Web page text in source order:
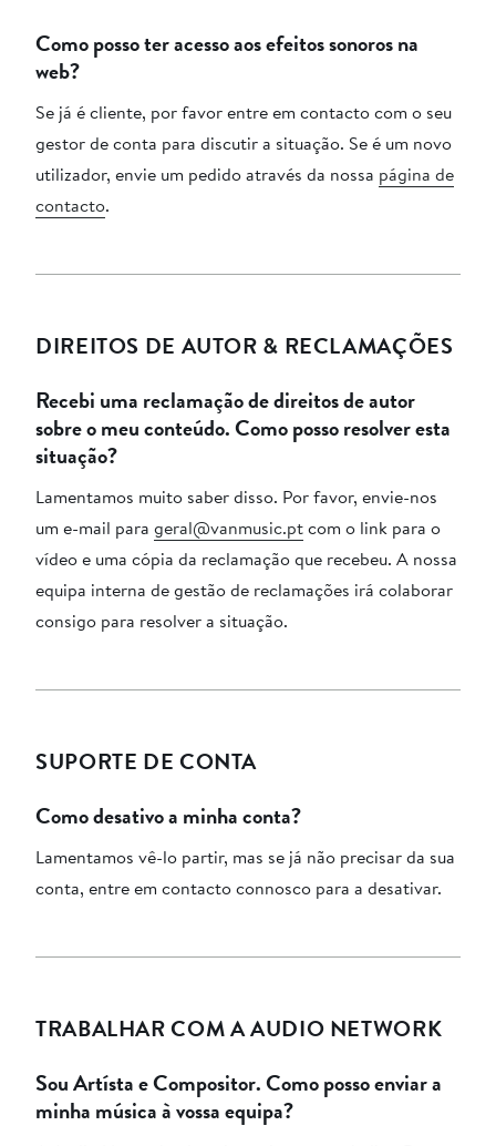
Como posso ter acesso aos efeitos sonoros na
web?
Se já é cliente, por favor entre em contacto com o seu
gestor de conta para discutir a situação. Se é um novo
utilizador, envie um pedido através da nossa página de
contacto.
DIREITOS DE AUTOR & RECLAMAÇÕES
Recebi uma reclamação de direitos de autor
sobre o meu conteúdo. Como posso resolver esta
situação?
Lamentamos muito saber disso. Por favor, envie-nos
um e-mail para geral@vanmusic.ptcom o link para o
vídeo e uma cópia da reclamação que recebeu. A nossa
equipa interna de gestão de reclamações irá colaborar
consigo para resolver a situação.
SUPORTE DE CONTA
Como desativo a minha conta?
Lamentamos vê-lo partir, mas se já não precisar da sua
conta, entre em contacto connosco para a desativar.
TRABALHAR COM A AUDIO NETWORK
Sou Artísta e Compositor. Como posso enviar a
minha música à vossa equipa?